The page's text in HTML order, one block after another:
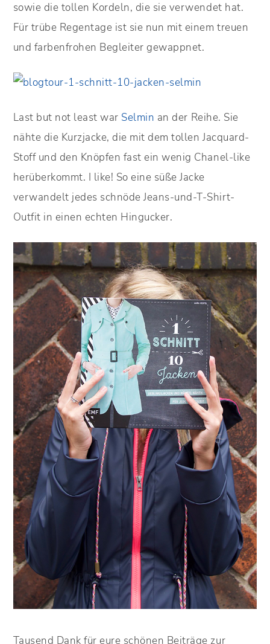
sowie die tollen Kordeln, die sie verwendet hat.
Für trübe Regentage ist sie nun mit einem treuen
und farbenfrohen Begleiter gewappnet.
Last but not least war Selmin an der Reihe. Sie
nähte die Kurzjacke, die mit dem tollen Jacquard-
Stoff und den Knöpfen fast ein wenig Chanel-like
herüberkommt. I like! So eine süße Jacke
verwandelt jedes schnöde Jeans-und-T-Shirt-
Outfit in einen echten Hingucker.
Tausend Dank für eure schönen Beiträge zur